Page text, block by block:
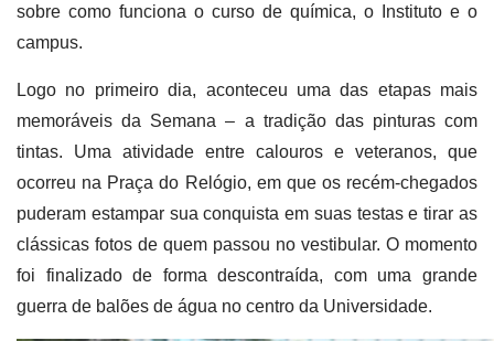
sobre como funciona o curso de química, o Instituto e o
campus.
Logo no primeiro dia, aconteceu uma das etapas mais
memoráveis da Semana – a tradição das pinturas com
tintas. Uma atividade entre calouros e veteranos, que
ocorreu na Praça do Relógio, em que os recém-chegados
puderam estampar sua conquista em suas testas e tirar as
clássicas fotos de quem passou no vestibular. O momento
foi finalizado de forma descontraída, com uma grande
guerra de balões de água no centro da Universidade.